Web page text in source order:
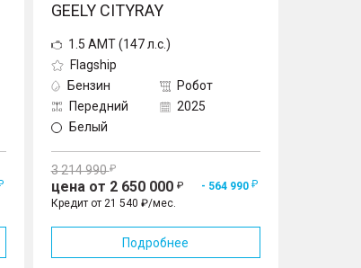
GEELY CITYRAY
1.5 AMT (147 л.с.)
Flagship
Бензин
Робот
Передний
2025
Белый
3 214 990
цена от 2 650 000
- 564 990
Кредит от 21 540 ₽/мес.
Подробнее